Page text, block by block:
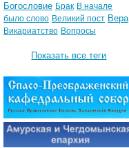
Богословие Брак В начале
было слово Великий пост Вера
Викариатство Вопросы
Показать все теги